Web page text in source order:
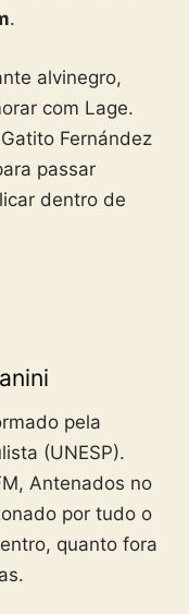
.
alvinegro,
com Lage.
Fernández
passar
dentro de
pela
(UNESP).
Antenados no
por tudo o
quanto fora